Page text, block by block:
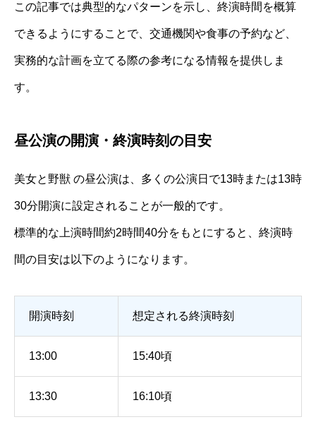
この記事では典型的なパターンを示し、終演時間を概算
できるようにすることで、交通機関や食事の予約など、
実務的な計画を立てる際の参考になる情報を提供しま
す。
昼公演の開演・終演時刻の目安
美女と野獣 の昼公演は、多くの公演日で13時または13時
30分開演に設定されることが一般的です。
標準的な上演時間約2時間40分をもとにすると、終演時
間の目安は以下のようになります。
開演時刻 想定される終演時刻
13:00 15:40頃
13:30 16:10頃